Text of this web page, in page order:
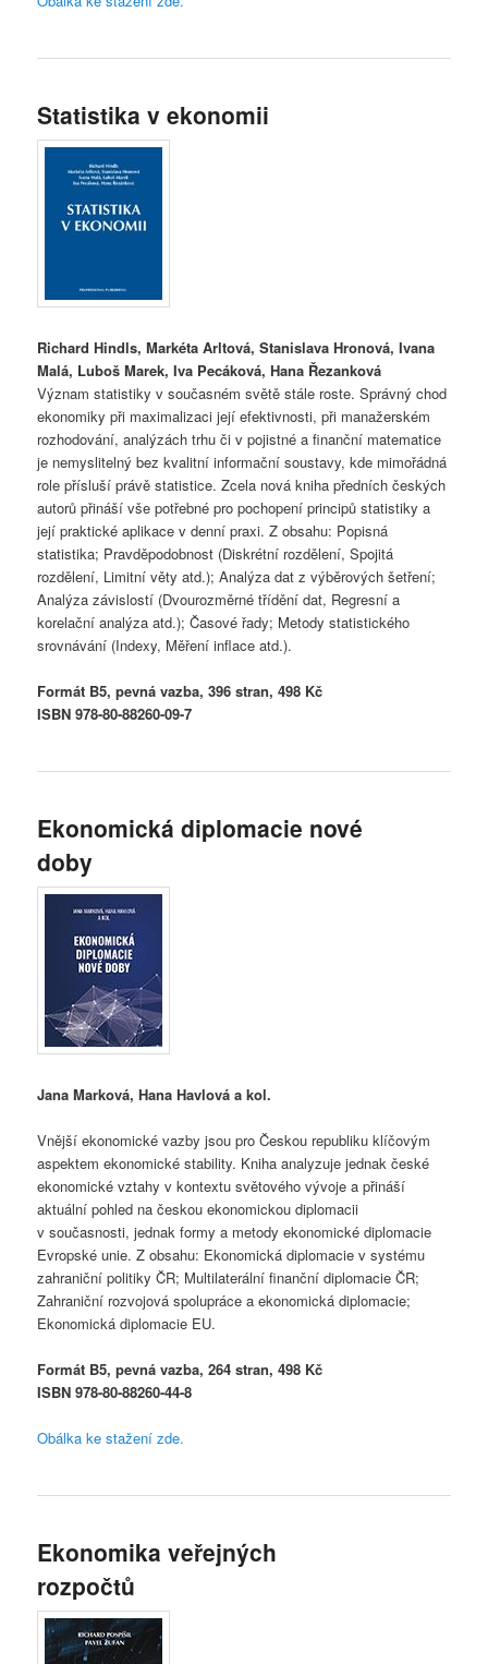
Statistika v ekonomii
Richard Hindls, Markéta Arltová, Stanislava Hronová, Ivana
Malá, Luboš Marek, Iva Pecáková, Hana Řezanková
Význam statistiky v současném světě stále roste. Správný chod
ekonomiky při maximalizaci její efektivnosti, při manažerském
rozhodování, analýzách trhu či v pojistné a finanční matematice
je nemyslitelný bez kvalitní informační soustavy, kde mimořádná
role přísluší právě statistice. Zcela nová kniha předních českých
autorů přináší vše potřebné pro pochopení principů statistiky a
její praktické aplikace v denní praxi. Z obsahu: Popisná
statistika; Pravděpodobnost (Diskrétní rozdělení, Spojitá
rozdělení, Limitní věty atd.); Analýza dat z výběrových šetření;
Analýza závislostí (Dvourozměrné třídění dat, Regresní a
korelační analýza atd.); Časové řady; Metody statistického
srovnávání (Indexy, Měření inflace atd.).
Formát B5, pevná vazba, 396 stran, 498 Kč
ISBN 978-80-88260-09-7
Ekonomická diplomacie nové
doby
Jana Marková, Hana Havlová a kol.
Vnější ekonomické vazby jsou pro Českou republiku klíčovým
aspektem ekonomické stability. Kniha analyzuje jednak české
ekonomické vztahy v kontextu světového vývoje a přináší
aktuální pohled na českou ekonomickou diplomacii
v současnosti, jednak formy a metody ekonomické diplomacie
Evropské unie. Z obsahu: Ekonomická diplomacie v systému
zahraniční politiky ČR; Multilaterální finanční diplomacie ČR;
Zahraniční rozvojová spolupráce a ekonomická diplomacie;
Ekonomická diplomacie EU.
Formát B5, pevná vazba, 264 stran, 498 Kč
ISBN 978-80-88260-44-8
Obálka ke stažení zde.
Ekonomika veřejných
rozpočtů